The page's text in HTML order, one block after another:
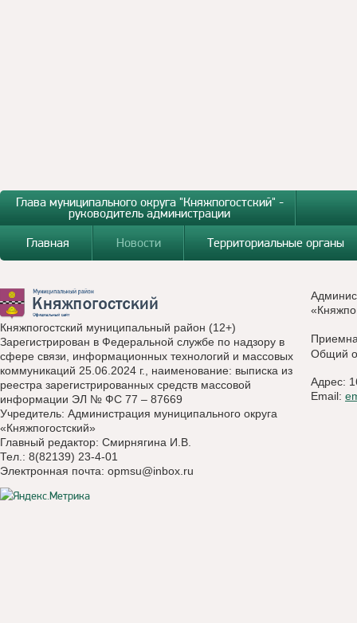
Глава муниципального округа "Княжпогостский" -
руководитель администрации
Главная
Новости Территориальные органы
Княжпогостский муниципальный район (12+)
Зарегистрирован в Федеральной службе по надзору в
сфере связи, информационных технологий и массовых
коммуникаций 25.06.2024 г., наименование: выписка из
реестра зарегистрированных средств массовой
информации ЭЛ № ФС 77 – 87669
Учредитель: Администрация муниципального округа
«Княжпогостский»
Главный редактор: Смирнягина И.В.
Тел.: 8(82139) 23-4-01
Электронная почта: opmsu@inbox.ru
Общий
Адрес:
Email: